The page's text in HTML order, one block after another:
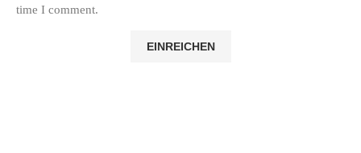
time I comment.